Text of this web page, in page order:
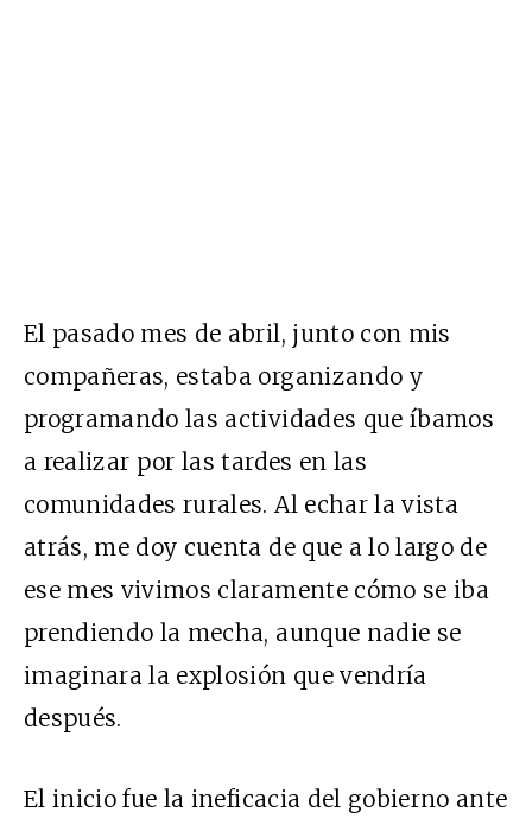
El pasado mes de abril, junto con mis
compañeras, estaba organizando y
programando las actividades que íbamos
a realizar por las tardes en las
comunidades rurales. Al echar la vista
atrás, me doy cuenta de que a lo largo de
ese mes vivimos claramente cómo se iba
prendiendo la mecha, aunque nadie se
imaginara la explosión que vendría
después.
El inicio fue la ineficacia del gobierno ante